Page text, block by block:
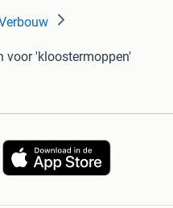
voor 'kloostermoppen'